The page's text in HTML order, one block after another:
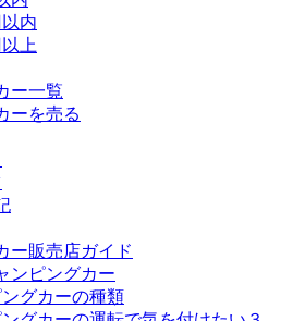
内
上
ー一覧
ーを売る
ー販売店ガイド
ンピングカー
グカーの種類